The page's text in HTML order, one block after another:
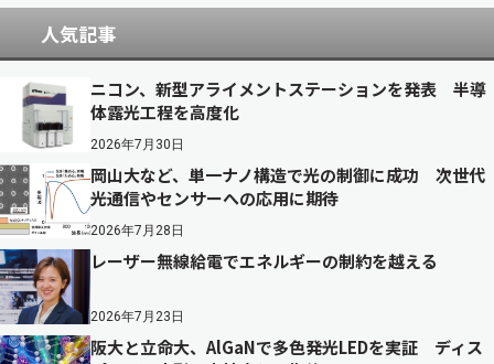
人気記事
ニコン、新型アライメントステーションを発表 半導
体露光工程を高度化
2026年7月30日
岡山大など、単一ナノ構造で光の制御に成功 次世代
光通信やセンサーへの応用に期待
2026年7月28日
レーザー無線給電でエネルギーの制約を越える
2026年7月23日
阪大と立命大、AlGaNで多色発光LEDを実証 ディス